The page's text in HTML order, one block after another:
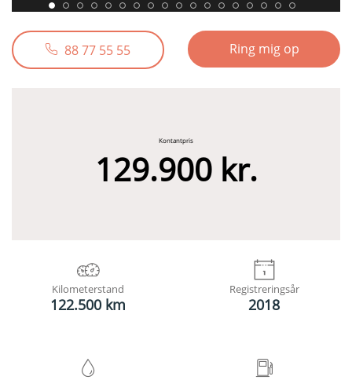
88 77 55 55 Ring mig op
Kontantpris
129.900 kr.
Kilometerstand
122.500 km
Registreringsår
2018